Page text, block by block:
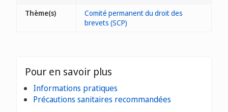
Thème(s)
Comité permanent du droit des
brevets (SCP)
Pour en savoir plus
Informations pratiques
Précautions sanitaires recommandées